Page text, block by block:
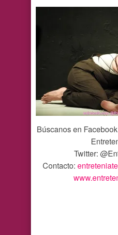
Búscanos en
Twitter:
Contacto: